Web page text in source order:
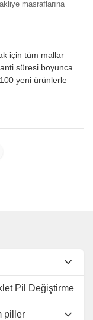
masraflarına
için tüm mallar
süresi boyunca
yeni ürünlerle
Pil Değiştirme
piller